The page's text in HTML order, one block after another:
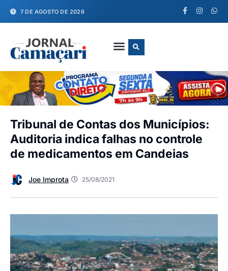
7 DE AGOSTO DE 2026
Tribunal de Contas dos Municípios:
Auditoria indica falhas no controle
de medicamentos em Candeias
Joe Improta 25/08/2021